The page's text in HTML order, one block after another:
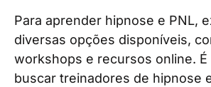
Para aprender hipnose e PNL,
diversas opções disponíveis,
workshops e recursos online.
buscar treinadores de hipnose